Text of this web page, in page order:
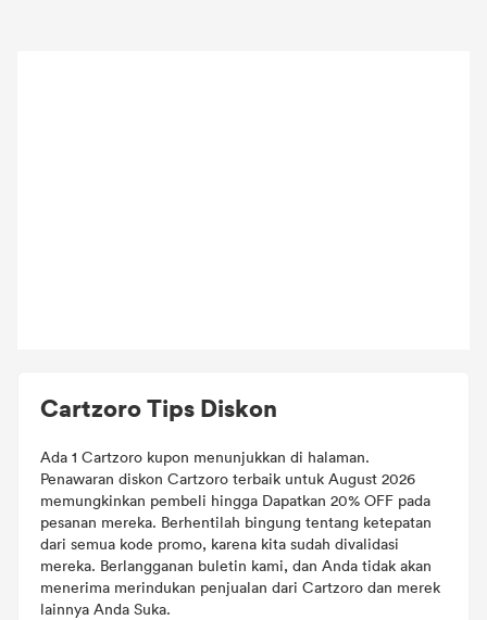
Cartzoro Tips Diskon
Ada 1 Cartzoro kupon menunjukkan di halaman.
Penawaran diskon Cartzoro terbaik untuk August 2026
memungkinkan pembeli hingga Dapatkan 20% OFF pada
pesanan mereka. Berhentilah bingung tentang ketepatan
dari semua kode promo, karena kita sudah divalidasi
mereka. Berlangganan buletin kami, dan Anda tidak akan
menerima merindukan penjualan dari Cartzoro dan merek
lainnya Anda Suka.